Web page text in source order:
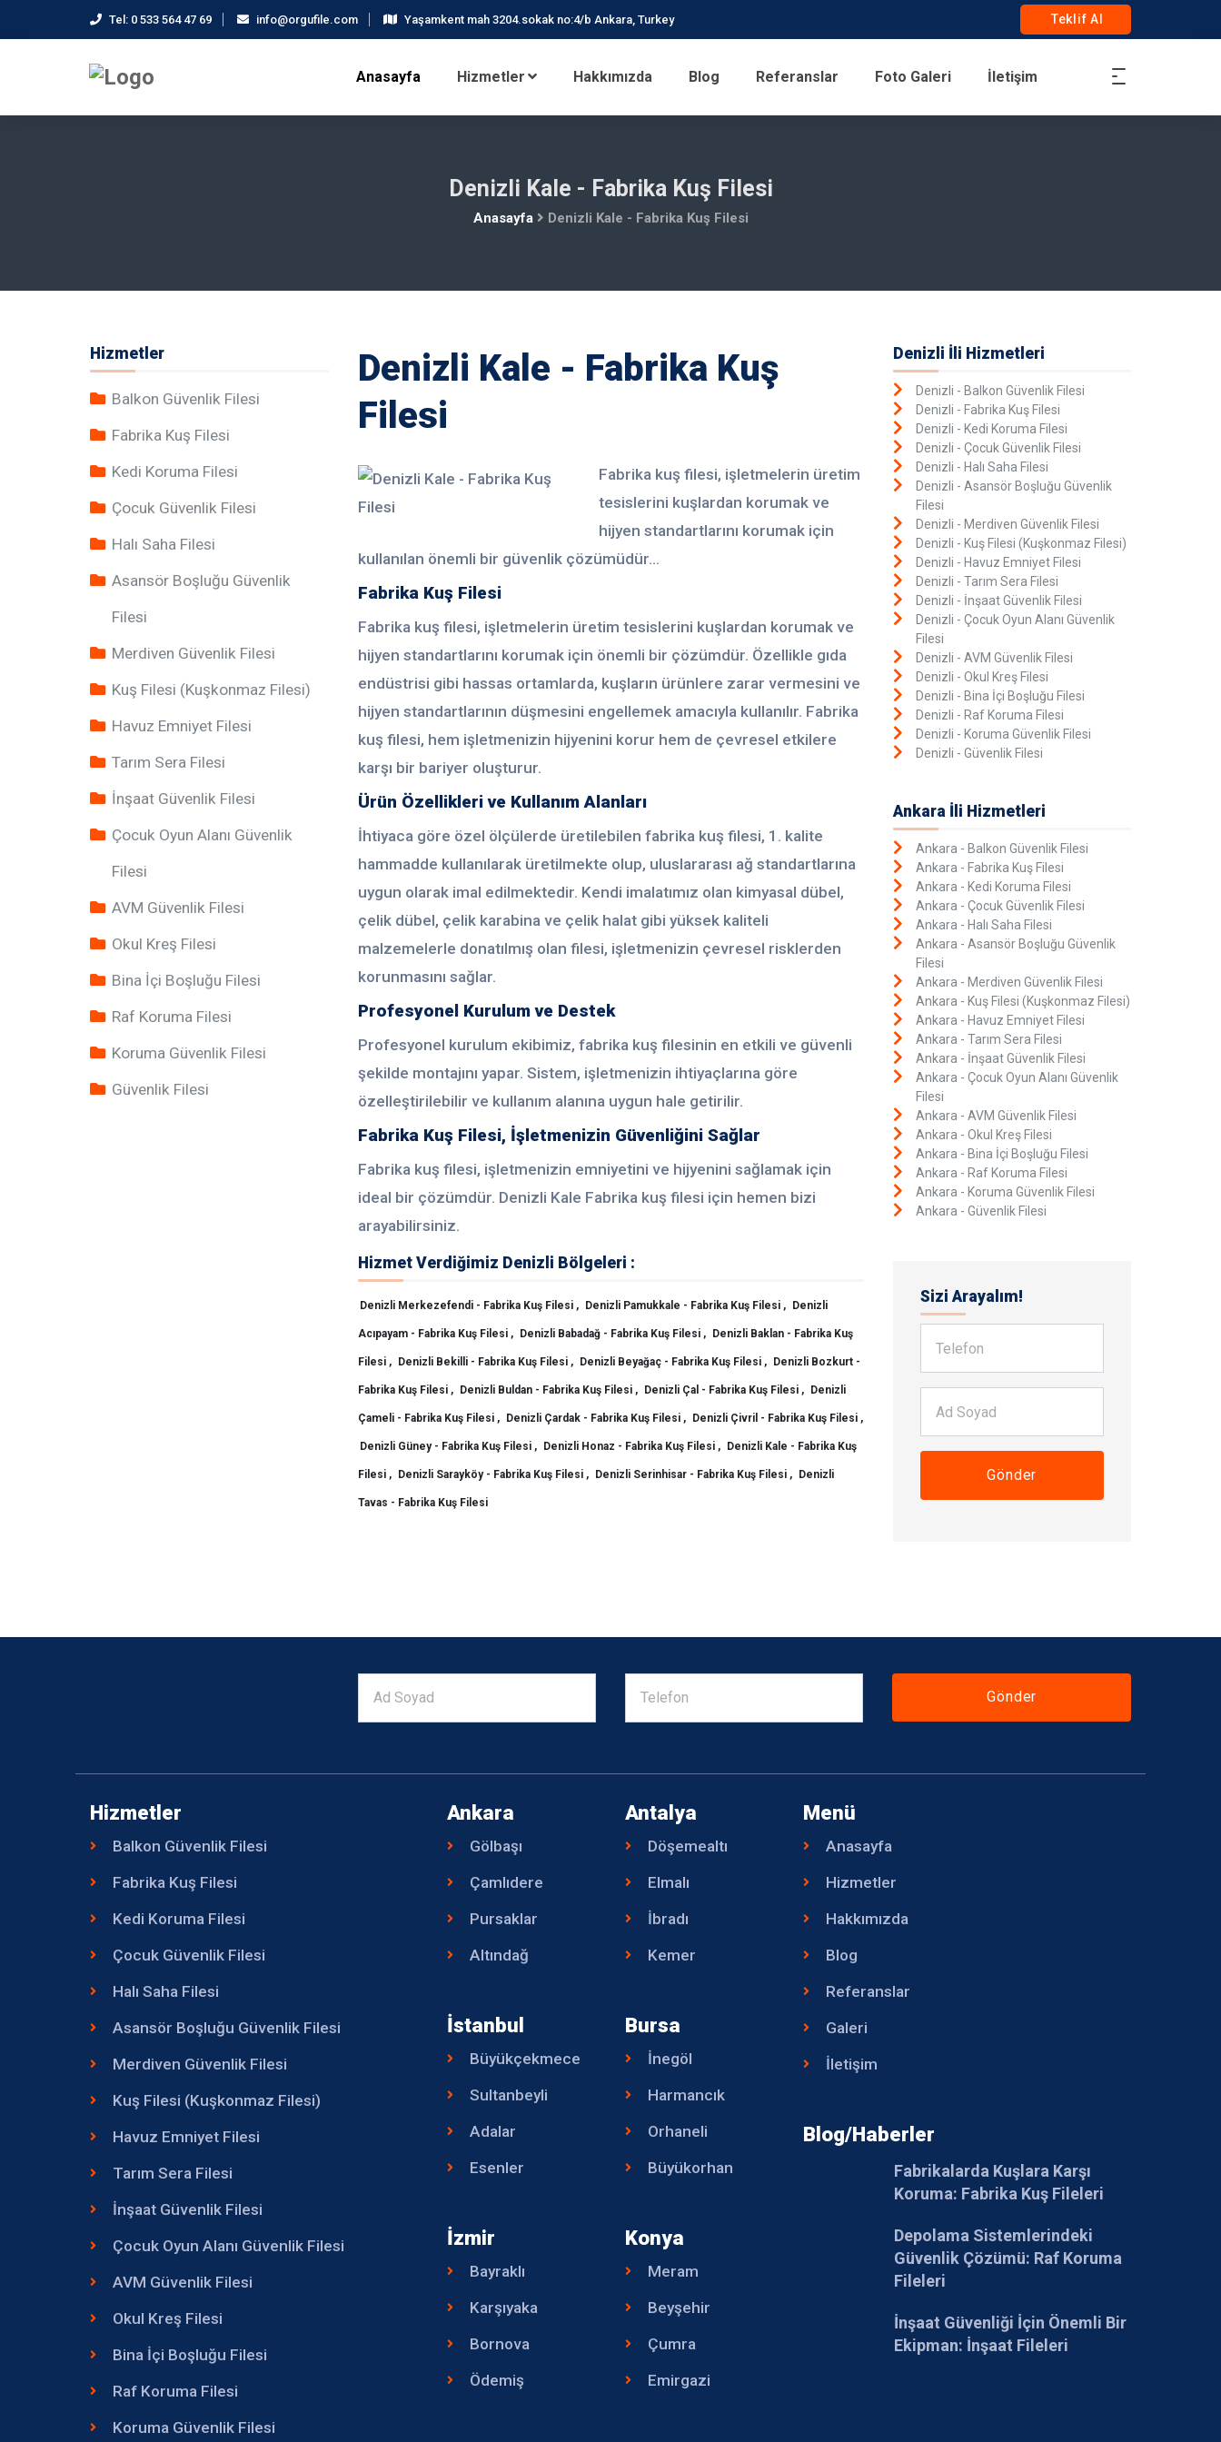
Tel: 0 533 564 47 69 info@orgufile.com Yaşamkent mah 3204.sokak no:4/b Ankara, Turkey Teklif Al
Anasayfa Hizmetler Hakkımızda Blog Referanslar Foto Galeri İletişim
Denizli Kale - Fabrika Kuş Filesi
Anasayfa Denizli Kale - Fabrika Kuş Filesi
Denizli Kale - Fabrika Kuş
Filesi
Fabrika kuş filesi, işletmelerin üretim
tesislerini kuşlardan korumak ve
hijyen standartlarını korumak için
kullanılan önemli bir güvenlik çözümüdür...
Fabrika Kuş Filesi
Fabrika kuş filesi, işletmelerin üretim tesislerini kuşlardan korumak ve
hijyen standartlarını korumak için önemli bir çözümdür. Özellikle gıda
endüstrisi gibi hassas ortamlarda, kuşların ürünlere zarar vermesini ve
hijyen standartlarının düşmesini engellemek amacıyla kullanılır. Fabrika
kuş filesi, hem işletmenizin hijyenini korur hem de çevresel etkilere
karşı bir bariyer oluşturur.
Ürün Özellikleri ve Kullanım Alanları
İhtiyaca göre özel ölçülerde üretilebilen fabrika kuş filesi, 1. kalite
hammadde kullanılarak üretilmekte olup, uluslararası ağ standartlarına
uygun olarak imal edilmektedir. Kendi imalatımız olan kimyasal dübel,
çelik dübel, çelik karabina ve çelik halat gibi yüksek kaliteli
malzemelerle donatılmış olan filesi, işletmenizin çevresel risklerden
korunmasını sağlar.
Profesyonel Kurulum ve Destek
Profesyonel kurulum ekibimiz, fabrika kuş filesinin en etkili ve güvenli
şekilde montajını yapar. Sistem, işletmenizin ihtiyaçlarına göre
özelleştirilebilir ve kullanım alanına uygun hale getirilir.
Fabrika Kuş Filesi, İşletmenizin Güvenliğini Sağlar
Fabrika kuş filesi, işletmenizin emniyetini ve hijyenini sağlamak için
ideal bir çözümdür. Denizli Kale Fabrika kuş filesi için hemen bizi
arayabilirsiniz.
Hizmet Verdiğimiz Denizli Bölgeleri :
Denizli Merkezefendi - Fabrika Kuş Filesi , Denizli Pamukkale - Fabrika Kuş Filesi , Denizli
Acıpayam - Fabrika Kuş Filesi , Denizli Babadağ - Fabrika Kuş Filesi , Denizli Baklan - Fabrika Kuş
Filesi , Denizli Bekilli - Fabrika Kuş Filesi , Denizli Beyağaç - Fabrika Kuş Filesi , Denizli Bozkurt -
Fabrika Kuş Filesi , Denizli Buldan - Fabrika Kuş Filesi , Denizli Çal - Fabrika Kuş Filesi , Denizli
Çameli - Fabrika Kuş Filesi , Denizli Çardak - Fabrika Kuş Filesi , Denizli Çivril - Fabrika Kuş Filesi ,
Denizli Güney - Fabrika Kuş Filesi , Denizli Honaz - Fabrika Kuş Filesi , Denizli Kale - Fabrika Kuş
Filesi , Denizli Sarayköy - Fabrika Kuş Filesi , Denizli Serinhisar - Fabrika Kuş Filesi , Denizli
Tavas - Fabrika Kuş Filesi
Hizmetler
Balkon Güvenlik Filesi
Fabrika Kuş Filesi
Kedi Koruma Filesi
Çocuk Güvenlik Filesi
Halı Saha Filesi
Asansör Boşluğu Güvenlik
Filesi
Merdiven Güvenlik Filesi
Kuş Filesi (Kuşkonmaz Filesi)
Havuz Emniyet Filesi
Tarım Sera Filesi
İnşaat Güvenlik Filesi
Çocuk Oyun Alanı Güvenlik
Filesi
AVM Güvenlik Filesi
Okul Kreş Filesi
Bina İçi Boşluğu Filesi
Raf Koruma Filesi
Koruma Güvenlik Filesi
Güvenlik Filesi
Denizli İli Hizmetleri
Denizli - Balkon Güvenlik Filesi
Denizli - Fabrika Kuş Filesi
Denizli - Kedi Koruma Filesi
Denizli - Çocuk Güvenlik Filesi
Denizli - Halı Saha Filesi
Denizli - Asansör Boşluğu Güvenlik
Filesi
Denizli - Merdiven Güvenlik Filesi
Denizli - Kuş Filesi (Kuşkonmaz Filesi)
Denizli - Havuz Emniyet Filesi
Denizli - Tarım Sera Filesi
Denizli - İnşaat Güvenlik Filesi
Denizli - Çocuk Oyun Alanı Güvenlik
Filesi
Denizli - AVM Güvenlik Filesi
Denizli - Okul Kreş Filesi
Denizli - Bina İçi Boşluğu Filesi
Denizli - Raf Koruma Filesi
Denizli - Koruma Güvenlik Filesi
Denizli - Güvenlik Filesi
Ankara İli Hizmetleri
Ankara - Balkon Güvenlik Filesi
Ankara - Fabrika Kuş Filesi
Ankara - Kedi Koruma Filesi
Ankara - Çocuk Güvenlik Filesi
Ankara - Halı Saha Filesi
Ankara - Asansör Boşluğu Güvenlik
Filesi
Ankara - Merdiven Güvenlik Filesi
Ankara - Kuş Filesi (Kuşkonmaz Filesi)
Ankara - Havuz Emniyet Filesi
Ankara - Tarım Sera Filesi
Ankara - İnşaat Güvenlik Filesi
Ankara - Çocuk Oyun Alanı Güvenlik
Filesi
Ankara - AVM Güvenlik Filesi
Ankara - Okul Kreş Filesi
Ankara - Bina İçi Boşluğu Filesi
Ankara - Raf Koruma Filesi
Ankara - Koruma Güvenlik Filesi
Ankara - Güvenlik Filesi
Sizi Arayalım!
Gönder
Gönder
Hizmetler
Balkon Güvenlik Filesi
Fabrika Kuş Filesi
Kedi Koruma Filesi
Çocuk Güvenlik Filesi
Halı Saha Filesi
Asansör Boşluğu Güvenlik Filesi
Merdiven Güvenlik Filesi
Kuş Filesi (Kuşkonmaz Filesi)
Havuz Emniyet Filesi
Tarım Sera Filesi
İnşaat Güvenlik Filesi
Çocuk Oyun Alanı Güvenlik Filesi
AVM Güvenlik Filesi
Okul Kreş Filesi
Bina İçi Boşluğu Filesi
Raf Koruma Filesi
Koruma Güvenlik Filesi
Ankara
Gölbaşı
Çamlıdere
Pursaklar
Altındağ
İstanbul
Büyükçekmece
Sultanbeyli
Adalar
Esenler
İzmir
Bayraklı
Karşıyaka
Bornova
Ödemiş
Antalya
Döşemealtı
Elmalı
İbradı
Kemer
Bursa
İnegöl
Harmancık
Orhaneli
Büyükorhan
Konya
Meram
Beyşehir
Çumra
Emirgazi
Menü
Anasayfa
Hizmetler
Hakkımızda
Blog
Referanslar
Galeri
İletişim
Blog/Haberler
Fabrikalarda Kuşlara Karşı
Koruma: Fabrika Kuş Fileleri
Depolama Sistemlerindeki
Güvenlik Çözümü: Raf Koruma
Fileleri
İnşaat Güvenliği İçin Önemli Bir
Ekipman: İnşaat Fileleri